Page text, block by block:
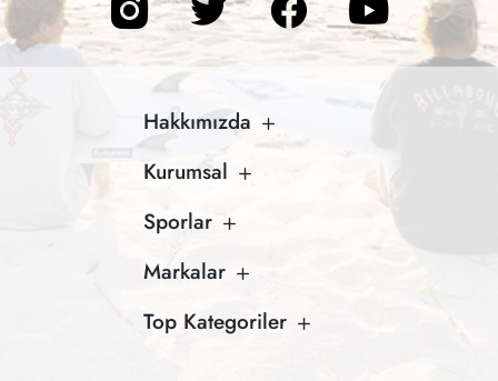
Hakkımızda
Kurumsal
Sporlar
Markalar
Top Kategoriler